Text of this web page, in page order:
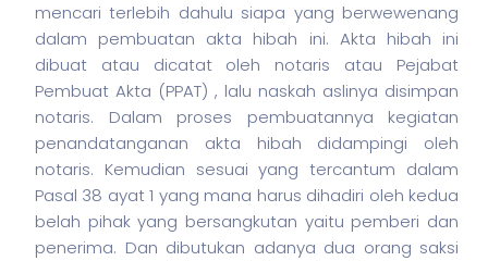
mencari terlebih dahulu siapa yang berwewenang
dalam pembuatan akta hibah ini. Akta hibah ini
dibuat atau dicatat oleh notaris atau Pejabat
Pembuat Akta (PPAT) , lalu naskah aslinya disimpan
notaris. Dalam proses pembuatannya kegiatan
penandatanganan akta hibah didampingi oleh
notaris. Kemudian sesuai yang tercantum dalam
Pasal 38 ayat 1 yang mana harus dihadiri oleh kedua
belah pihak yang bersangkutan yaitu pemberi dan
penerima. Dan dibutukan adanya dua orang saksi